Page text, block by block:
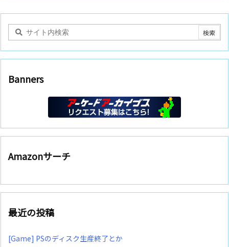
Banners
Amazonサーチ
最近の投稿
[Game] PSのディスク生産終了とか